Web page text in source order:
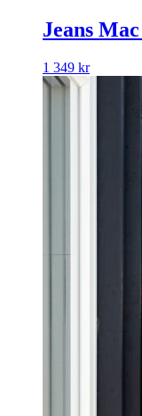
Jeans
1 349 kr